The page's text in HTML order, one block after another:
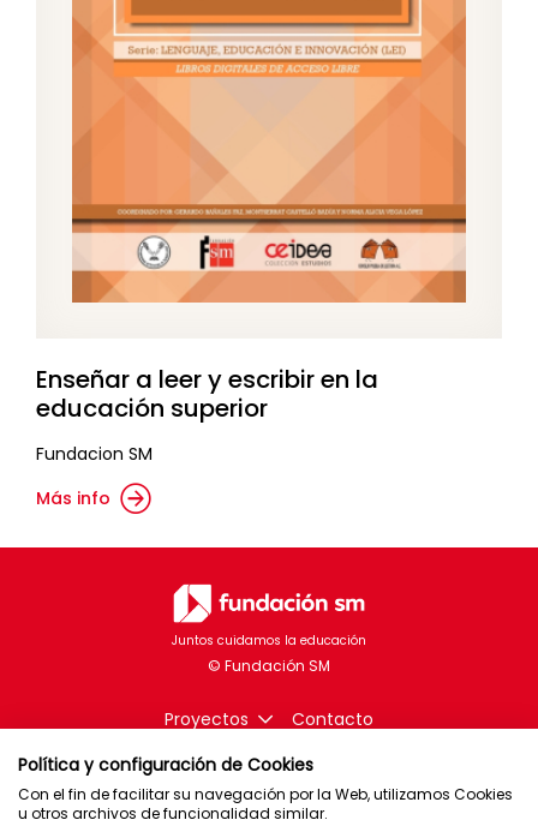
Enseñar a leer y escribir en la
educación superior
Fundacion SM
Más info
Juntos cuidamos la educación
Proyectos Contacto
Política y configuración de Cookies
Con el fin de facilitar su navegación por la Web, utilizamos Cookies
u otros archivos de funcionalidad similar.